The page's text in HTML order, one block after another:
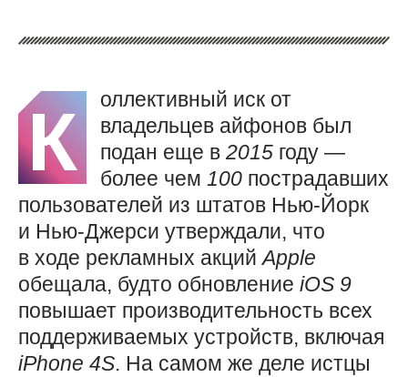
К
оллективный иск от
владельцев айфонов был
подан еще в 2015 году —
более чем 100 пострадавших
пользователей из штатов Нью-Йорк
и Нью-Джерси утверждали, что
в ходе рекламных акцийApple
обещала, будто обновление iOS 9
повышает производительность всех
поддерживаемых устройств, включая
iPhone 4S. На самом же деле истцы